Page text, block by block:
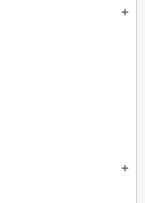
add
add